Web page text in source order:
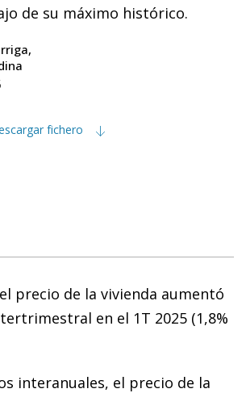
de su máximo histórico.
fichero
precio de la vivienda aumentó
en el 1T 2025 (1,8%
interanuales, el precio de la